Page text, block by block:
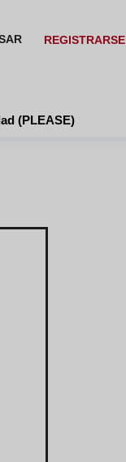
REGISTRARSE
(PLEASE)